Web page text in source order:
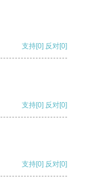
支持[0] 反对[0]
支持[0] 反对[0]
支持[0] 反对[0]